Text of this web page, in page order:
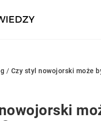
/ Czy styl nowojorski może